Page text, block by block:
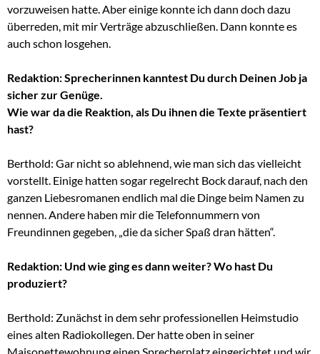
vorzuweisen hatte. Aber einige konnte ich dann doch dazu
überreden, mit mir Verträge abzuschließen. Dann konnte es
auch schon losgehen.
Redaktion: Sprecherinnen kanntest Du durch Deinen Job ja
sicher zur Genüge.
Wie war da die Reaktion, als Du ihnen die Texte präsentiert
hast?
Berthold: Gar nicht so ablehnend, wie man sich das vielleicht
vorstellt. Einige hatten sogar regelrecht Bock darauf, nach den
ganzen Liebesromanen endlich mal die Dinge beim Namen zu
nennen. Andere haben mir die Telefonnummern von
Freundinnen gegeben, „die da sicher Spaß dran hätten“.
Redaktion: Und wie ging es dann weiter? Wo hast Du
produziert?
Berthold: Zunächst in dem sehr professionellen Heimstudio
eines alten Radiokollegen. Der hatte oben in seiner